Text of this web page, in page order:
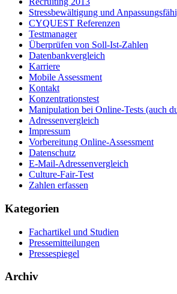
Stressbewältigung und
CYQUEST Referenzen
Testmanager
Überprüfen von Soll-Ist-Zahlen
Datenbankvergleich
Karriere
Mobile Assessment
Kontakt
Konzentrationstest
Manipulation bei Online-Tests (auch
Adressenvergleich
Impressum
Vorbereitung Online-Assessment
Datenschutz
E-Mail-Adressenvergleich
Culture-Fair-Test
Zahlen erfassen
Kategorien
Fachartikel und Studien
Pressemitteilungen
Pressespiegel
Archiv